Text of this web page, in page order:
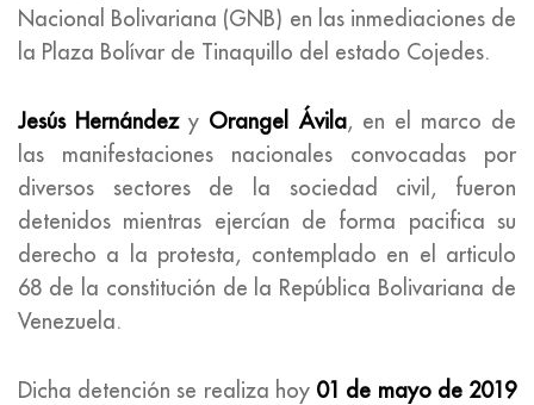
Nacional Bolivariana (GNB) en las inmediaciones de
la Plaza Bolívar de Tinaquillo del estado Cojedes.
Jesús Hernándezy Orangel Ávila, en el marco de
las manifestaciones nacionales convocadas por
diversos sectores de la sociedad civil, fueron
detenidos mientras ejercían de forma pacifica su
derecho a la protesta, contemplado en el articulo
68 de la constitución de la República Bolivariana de
Venezuela.
Dicha detención se realiza hoy 01 de mayo de 2019